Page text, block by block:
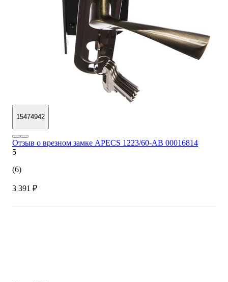
15474942
Отзыв о врезном замке APECS 1223/60-AB 00016814
5
(6)
3 391 ₽